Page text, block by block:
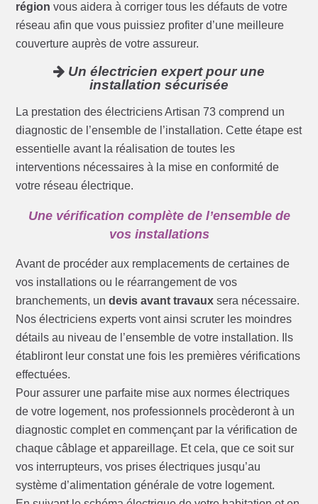
région vous aidera à corriger tous les défauts de votre
réseau afin que vous puissiez profiter d’une meilleure
couverture auprès de votre assureur.
Un électricien expert pour une
installation sécurisée
La prestation des électriciens Artisan 73 comprend un
diagnostic de l’ensemble de l’installation. Cette étape est
essentielle avant la réalisation de toutes les
interventions nécessaires à la mise en conformité de
votre réseau électrique.
Une vérification complète de l’ensemble de
vos installations
Avant de procéder aux remplacements de certaines de
vos installations ou le réarrangement de vos
branchements, undevis avant travaux sera nécessaire.
Nos électriciens experts vont ainsi scruter les moindres
détails au niveau de l’ensemble de votre installation. Ils
établiront leur constat une fois les premières vérifications
effectuées.
Pour assurer une parfaite mise aux normes électriques
de votre logement, nos professionnels procèderont à un
diagnostic complet en commençant par la vérification de
chaque câblage et appareillage. Et cela, que ce soit sur
vos interrupteurs, vos prises électriques jusqu’au
système d’alimentation générale de votre logement.